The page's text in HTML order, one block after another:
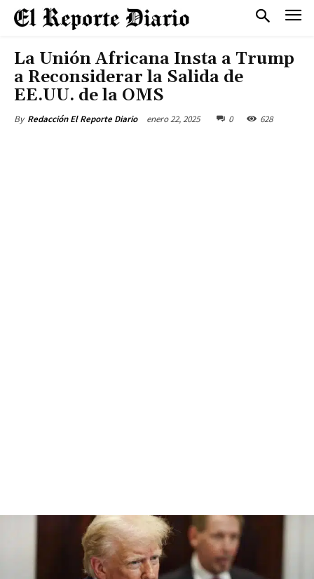
La Unión Africana Insta a Trump
a Reconsiderar la Salida de
EE.UU. de la OMS
By Redacción El Reporte Diario enero 22, 2025 0 628